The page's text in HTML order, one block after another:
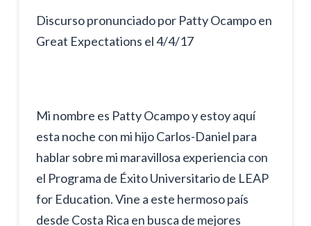
Discurso pronunciado por Patty Ocampo en
Great Expectations el 4/4/17
Mi nombre es Patty Ocampo y estoy aquí
esta noche con mi hijo Carlos-Daniel para
hablar sobre mi maravillosa experiencia con
el Programa de Éxito Universitario de LEAP
for Education. Vine a este hermoso país
desde Costa Rica en busca de mejores